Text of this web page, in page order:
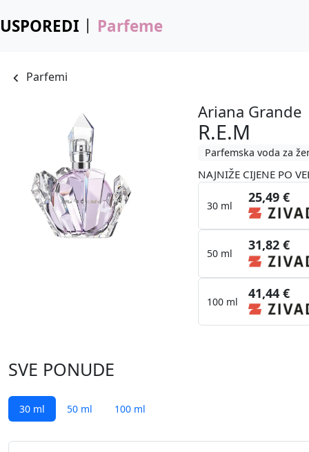
USPOREDI Parfeme
Parfemi
Ariana Grande
R.E.M
Parfemska voda za
NAJNIŽE CIJENE PO
30 ml
25,49 €
50 ml
31,82 €
100 ml
41,44 €
SVE PONUDE
30 ml 50 ml 100 ml